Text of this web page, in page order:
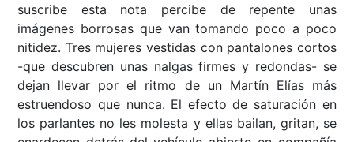
suscribe esta nota percibe de repente unas
imágenes borrosas que van tomando poco a poco
nitidez. Tres mujeres vestidas con pantalones cortos
-que descubren unas nalgas firmes y redondas- se
dejan llevar por el ritmo de un Martín Elías más
estruendoso que nunca. El efecto de saturación en
los parlantes no les molesta y ellas bailan, gritan, se